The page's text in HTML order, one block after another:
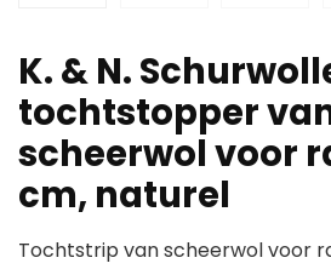
K. & N.
tochtstopper
scheerwol voor
cm, naturel
Tochtstrip van scheerwol voor